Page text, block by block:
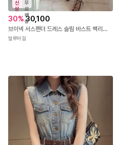
신
상
무
료
배
송
30% 30,100
브이넥 서스펜더 드레스 슬림 바스트 백리스 파티 트임원피스
얼루어걸